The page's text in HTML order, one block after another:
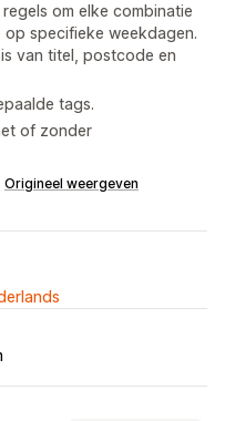
om elke combinatie
specifieke weekdagen.
van titel, postcode en
tags.
of zonder
Origineel weergeven